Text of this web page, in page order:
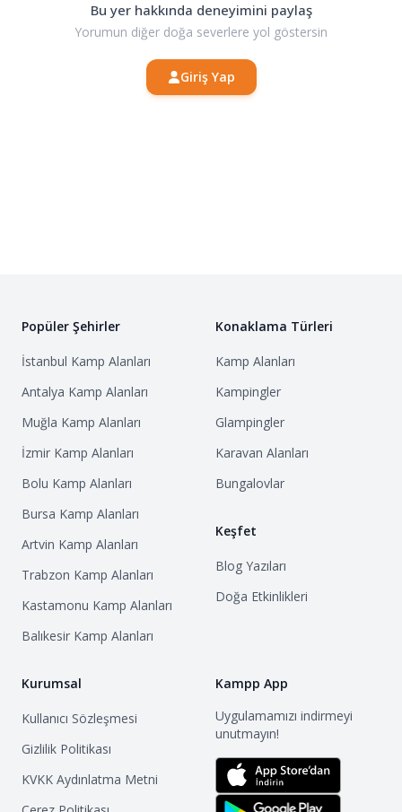
Bu yer hakkında deneyimini paylaş
Yorumun diğer doğa severlere yol göstersin
Giriş Yap
Popüler Şehirler
İstanbul Kamp Alanları
Antalya Kamp Alanları
Muğla Kamp Alanları
İzmir Kamp Alanları
Bolu Kamp Alanları
Bursa Kamp Alanları
Artvin Kamp Alanları
Trabzon Kamp Alanları
Kastamonu Kamp Alanları
Balıkesir Kamp Alanları
Konaklama Türleri
Kamp Alanları
Kampingler
Glampingler
Karavan Alanları
Bungalovlar
Keşfet
Blog Yazıları
Doğa Etkinlikleri
Kurumsal
Kullanıcı Sözleşmesi
Gizlilik Politikası
KVKK Aydınlatma Metni
Kampp App
Uygulamamızı indirmeyi
unutmayın!